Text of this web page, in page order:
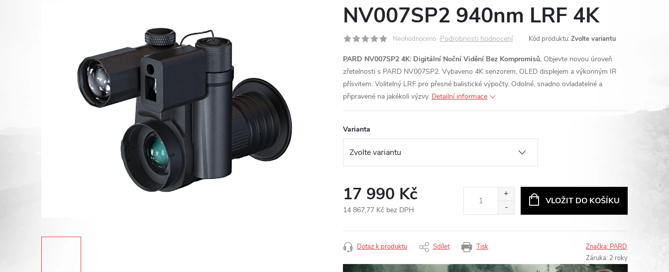
NV007SP2 940nm LRF 4K
Neohodnoceno Podrobnosti hodnocení Kód produktu: Zvolte variantu
PARD NV007SP2 4K: Digitální Noční Vidění Bez Kompromisů. Objevte novou úroveň
zřetelnosti s PARD NV007SP2. Vybaveno 4K senzorem, OLED displejem a výkonným IR
přísvitem. Volitelný LRF pro přesné balistické výpočty. Odolné, snadno ovladatelné a
připravené na jakékoli výzvy. Detailní informace
Varianta
17 990 Kč
14 867,77 Kč bez DPH
cena:
VLOŽIT DO KOŠÍKU
Tisk
Dotaz k produktu Sdílet Značka: PARD
Záruka: 2 roky